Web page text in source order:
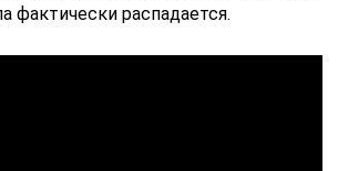
фактически распадается.